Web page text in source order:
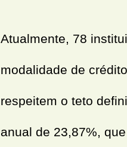
Atualmente, 78
modalidade de
respeitem o teto
anual de 23,87%,